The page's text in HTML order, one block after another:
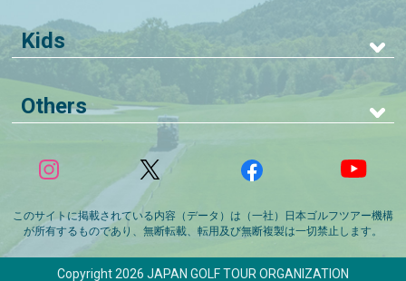
Kids
Others
このサイトに掲載されている内容（データ）は（一社）日本ゴルフツアー機構
が所有するものであり、無断転載、転用及び無断複製は一切禁止します。
Copyright 2026 JAPAN GOLF TOUR ORGANIZATION